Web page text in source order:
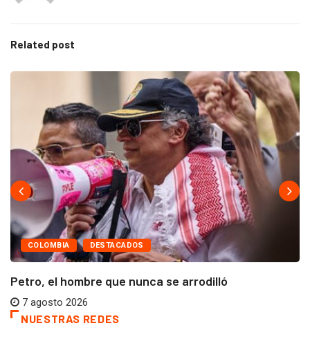
Related post
COLOMBIA DESTACADOS
Petro, el hombre que nunca se arrodilló
7 agosto 2026
NUESTRAS REDES